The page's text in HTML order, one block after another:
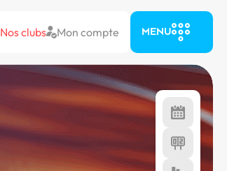
Nos clubs Mon compte MENU